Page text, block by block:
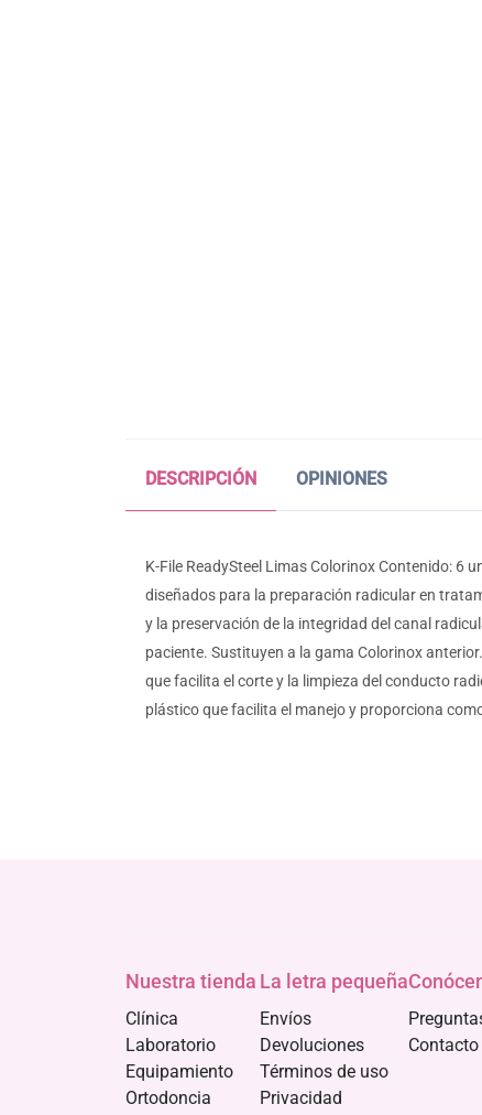
DESCRIPCIÓN OPINIONES
K-File ReadySteel Limas Colorinox Contenido: 6
diseñados para la preparación radicular en
y la preservación de la integridad del canal
paciente. Sustituyen a la gama Colorinox
que facilita el corte y la limpieza del conducto
plástico que facilita el manejo y proporciona
Nuestra tienda
Clínica
Laboratorio
Equipamiento
Ortodoncia
La letra pequeña
Envíos
Devoluciones
Términos de uso
Privacidad
Contacto